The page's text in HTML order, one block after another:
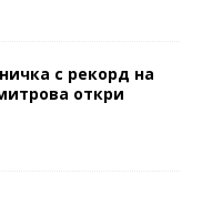
с рекорд на
откри